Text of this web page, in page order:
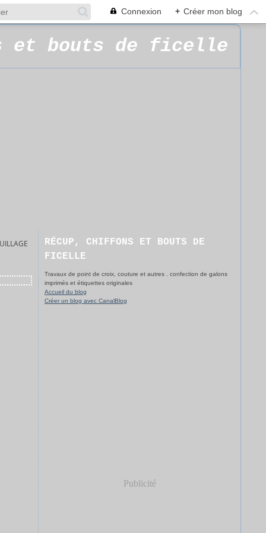
Connexion + Créer mon blog
et bouts de ficelle
RÉCUP, CHIFFONS ET BOUTS DE
FICELLE
Travaux de point de croix, couture et autres . confection de galons
imprimés et étiquettes originales
Accueil du blog
Créer un blog avec CanalBlog
Publicité